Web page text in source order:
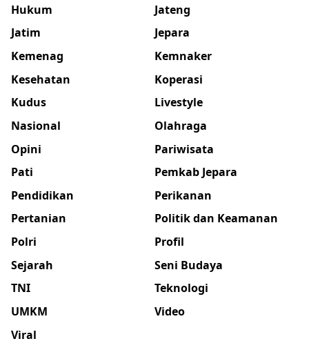
Hukum
Jateng
Jatim
Jepara
Kemenag
Kemnaker
Kesehatan
Koperasi
Kudus
Livestyle
Nasional
Olahraga
Opini
Pariwisata
Pati
Pemkab Jepara
Pendidikan
Perikanan
Pertanian
Politik dan Keamanan
Polri
Profil
Sejarah
Seni Budaya
TNI
Teknologi
UMKM
Video
Viral